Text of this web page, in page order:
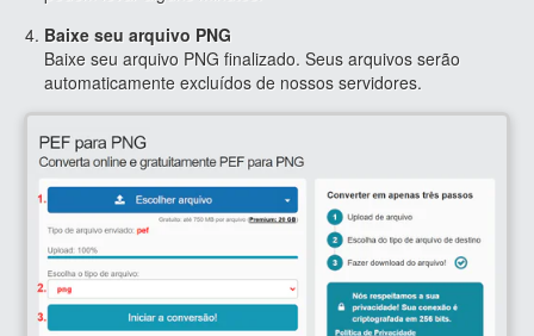
Baixe seu arquivo PNG
Baixe seu arquivo PNG finalizado. Seus arquivos serão
automaticamente excluídos de nossos servidores.